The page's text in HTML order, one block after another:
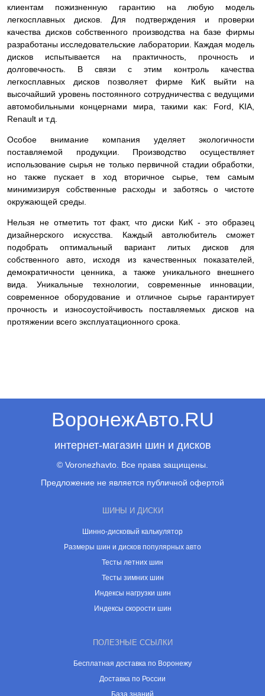
клиентам пожизненную гарантию на любую модель
легкосплавных дисков. Для подтверждения и проверки
качества дисков собственного производства на базе фирмы
разработаны исследовательские лаборатории. Каждая модель
дисков испытывается на практичность, прочность и
долговечность. В связи с этим контроль качества
легкосплавных дисков позволяет фирме КиК выйти на
высочайший уровень постоянного сотрудничества с ведущими
автомобильными концернами мира, такими как: Ford, KIA,
Renault и т.д.
Особое внимание компания уделяет экологичности
поставляемой продукции. Производство осуществляет
использование сырья не только первичной стадии обработки,
но также пускает в ход вторичное сырье, тем самым
минимизируя собственные расходы и заботясь о чистоте
окружающей среды.
Нельзя не отметить тот факт, что диски КиК - это образец
дизайнерского искусства. Каждый автолюбитель сможет
подобрать оптимальный вариант литых дисков для
собственного авто, исходя из качественных показателей,
демократичности ценника, а также уникального внешнего
вида. Уникальные технологии, современные инновации,
современное оборудование и отличное сырье гарантирует
прочность и износоустойчивость поставляемых дисков на
протяжении всего эксплуатационного срока.
ВоронежАвто.RU
интернет-магазин шин и дисков
© Voronezhavto. Все права защищены.
Предложение не является публичной офертой
ШИНЫ И ДИСКИ
Шинно-дисковый калькулятор
Размеры шин и дисков популярных авто
Тесты летних шин
Тесты зимних шин
Индексы нагрузки шин
Индексы скорости шин
ПОЛЕЗНЫЕ ССЫЛКИ
Бесплатная доставка по Воронежу
Доставка по России
База знаний